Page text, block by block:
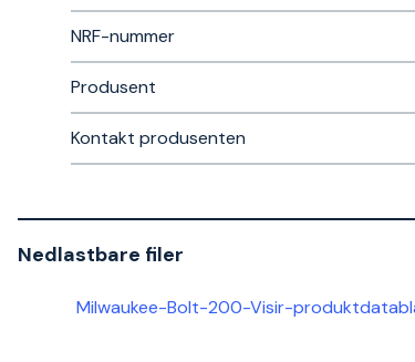
NRF-nummer
Produsent
Kontakt produsenten
Nedlastbare filer
Milwaukee-Bolt-200-Visir-